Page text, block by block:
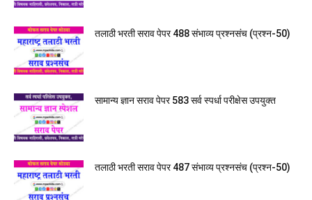
तलाठी भरती सराव पेपर 488 संभाव्य प्रश्नसंच (प्रश्न-50)
सामान्य ज्ञान सराव पेपर 583 सर्व स्पर्धा परीक्षेस उपयुक्त
तलाठी भरती सराव पेपर 487 संभाव्य प्रश्नसंच (प्रश्न-50)